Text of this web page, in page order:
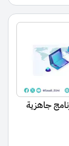
جاهزية